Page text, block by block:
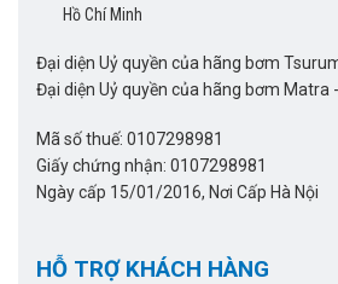
Hồ Chí Minh
Đại diện Uỷ quyền của hãng bơm
Đại diện Uỷ quyền của hãng bơm Matra
Mã số thuế: 0107298981
Giấy chứng nhận: 0107298981
Ngày cấp 15/01/2016, Nơi Cấp Hà Nội
HỖ TRỢ KHÁCH HÀNG